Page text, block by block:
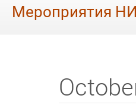
Мероприятия